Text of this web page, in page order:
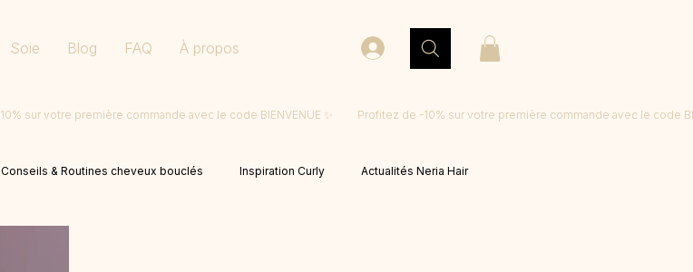
Soie Blog FAQ À propos
Conseils & Routines cheveux bouclés Inspiration Curly Actualités Neria Hair